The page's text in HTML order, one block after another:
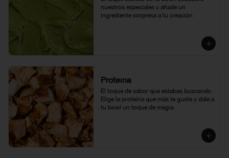
nuestros especiales y añade un
ingrediente sorpresa a tu creación
Proteína
El toque de sabor que estabas buscando.
Elige la proteína que más te guste y dale a
tu bowl un toque de magia.